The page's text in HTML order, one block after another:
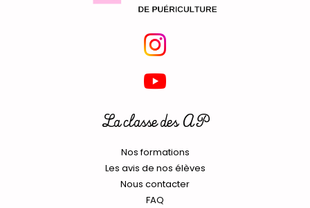
La classe des AP
Nos formations
Les avis de nos élèves
Nous contacter
FAQ